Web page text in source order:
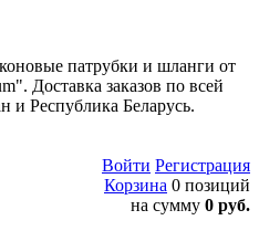
патрубки и шланги от
Доставка заказов по всей
и Республика Беларусь.
Войти Регистрация
Корзина 0 позиций
на сумму 0 руб.